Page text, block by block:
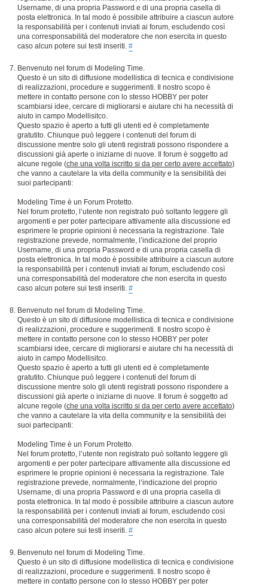
Username, di una propria Password e di una propria casella di
posta elettronica. In tal modo è possibile attribuire a ciascun autore
la responsabilità per i contenuti inviati ai forum, escludendo così
una corresponsabilità del moderatore che non esercita in questo
caso alcun potere sui testi inseriti. #
Benvenuto nel forum di Modeling Time.
Questo è un sito di diffusione modellistica di tecnica e condivisione
di realizzazioni, procedure e suggerimenti. Il nostro scopo è
mettere in contatto persone con lo stesso HOBBY per poter
scambiarsi idee, cercare di migliorarsi e aiutare chi ha necessità di
aiuto in campo Modellisitco.
Questo spazio è aperto a tutti gli utenti ed è completamente
gratutito. Chiunque può leggere i contenuti del forum di
discussione mentre solo gli utenti registrati possono rispondere a
discussioni già aperte o iniziarne di nuove. Il forum è soggetto ad
alcune regole (che una volta iscritto si da per certo avere accettato)
che vanno a cautelare la vita della community e la sensibilità dei
suoi partecipanti:
Modeling Time è un Forum Protetto.
Nel forum protetto, l’utente non registrato può soltanto leggere gli
argomenti e per poter partecipare attivamente alla discussione ed
esprimere le proprie opinioni è necessaria la registrazione. Tale
registrazione prevede, normalmente, l’indicazione del proprio
Username, di una propria Password e di una propria casella di
posta elettronica. In tal modo è possibile attribuire a ciascun autore
la responsabilità per i contenuti inviati ai forum, escludendo così
una corresponsabilità del moderatore che non esercita in questo
caso alcun potere sui testi inseriti. #
Benvenuto nel forum di Modeling Time.
Questo è un sito di diffusione modellistica di tecnica e condivisione
di realizzazioni, procedure e suggerimenti. Il nostro scopo è
mettere in contatto persone con lo stesso HOBBY per poter
scambiarsi idee, cercare di migliorarsi e aiutare chi ha necessità di
aiuto in campo Modellisitco.
Questo spazio è aperto a tutti gli utenti ed è completamente
gratutito. Chiunque può leggere i contenuti del forum di
discussione mentre solo gli utenti registrati possono rispondere a
discussioni già aperte o iniziarne di nuove. Il forum è soggetto ad
alcune regole (che una volta iscritto si da per certo avere accettato)
che vanno a cautelare la vita della community e la sensibilità dei
suoi partecipanti:
Modeling Time è un Forum Protetto.
Nel forum protetto, l’utente non registrato può soltanto leggere gli
argomenti e per poter partecipare attivamente alla discussione ed
esprimere le proprie opinioni è necessaria la registrazione. Tale
registrazione prevede, normalmente, l’indicazione del proprio
Username, di una propria Password e di una propria casella di
posta elettronica. In tal modo è possibile attribuire a ciascun autore
la responsabilità per i contenuti inviati ai forum, escludendo così
una corresponsabilità del moderatore che non esercita in questo
caso alcun potere sui testi inseriti. #
Benvenuto nel forum di Modeling Time.
Questo è un sito di diffusione modellistica di tecnica e condivisione
di realizzazioni, procedure e suggerimenti. Il nostro scopo è
mettere in contatto persone con lo stesso HOBBY per poter